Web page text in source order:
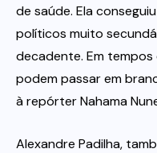
de saúde. Ela
políticos muito
decadente. Em
podem passar em
à repórter Nahama
Alexandre Padilha,